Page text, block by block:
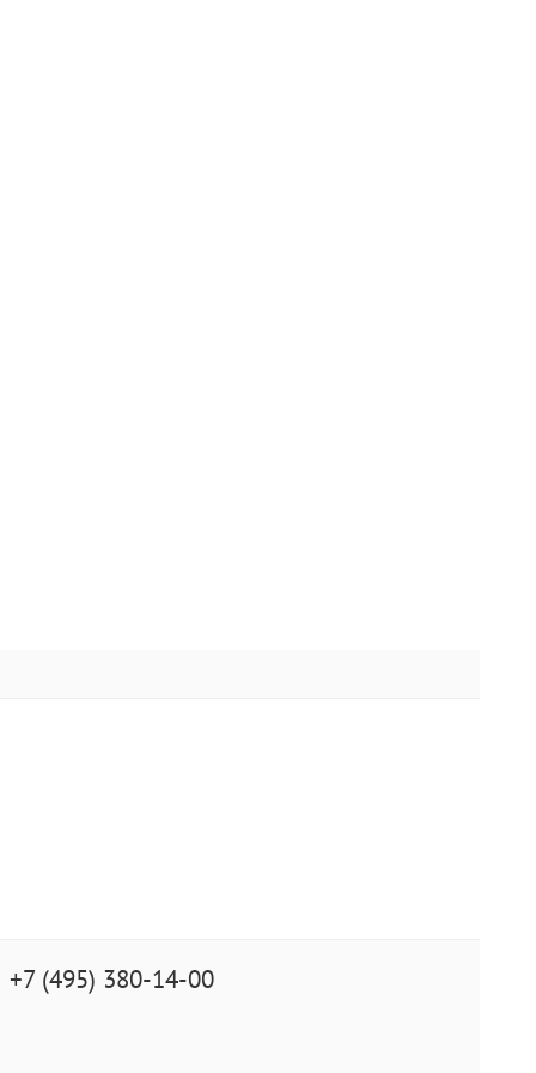
+7 (495) 380-14-00